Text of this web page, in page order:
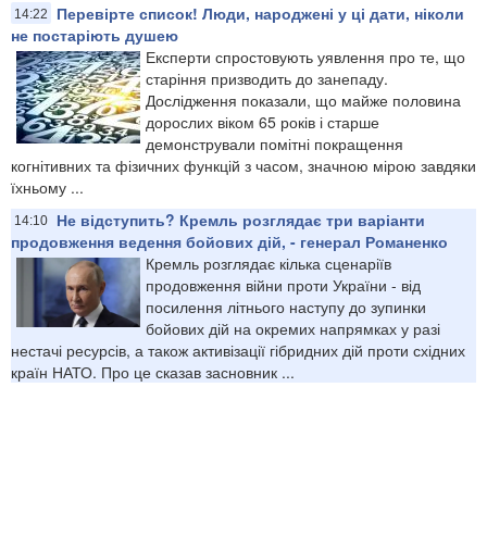
14:22
Перевірте список! Люди, народжені у ці дати, ніколи
не постаріють душею
Експерти спростовують уявлення про те, що
старіння призводить до занепаду.
Дослідження показали, що майже половина
дорослих віком 65 років і старше
демонстрували помітні покращення
когнітивних та фізичних функцій з часом, значною мірою завдяки
їхньому ...
14:10
Не відступить? Кремль розглядає три варіанти
продовження ведення бойових дій, - генерал Романенко
Кремль розглядає кілька сценаріїв
продовження війни проти України - від
посилення літнього наступу до зупинки
бойових дій на окремих напрямках у разі
нестачі ресурсів, а також активізації гібридних дій проти східних
країн НАТО. Про це сказав засновник ...